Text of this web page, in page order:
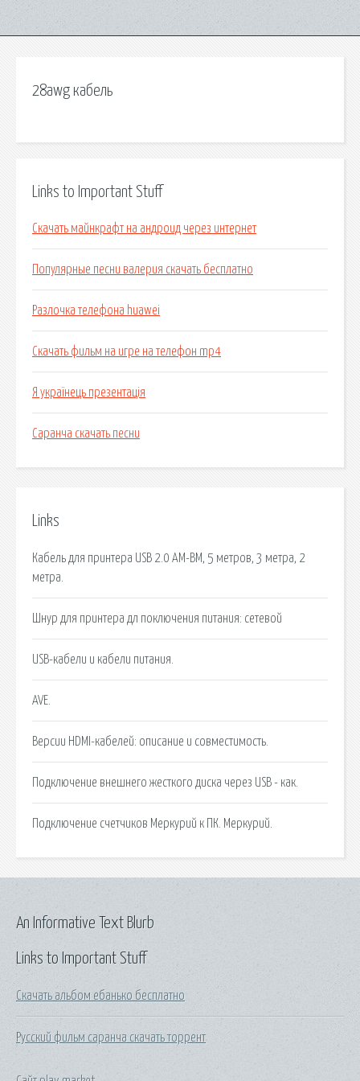
28awg кабель
Links to Important Stuff
Скачать майнкрафт на андроид через интернет
Популярные песни валерия скачать бесплатно
Разлочка телефона huawei
Скачать фильм на игре на телефон mp4
Я українець презентація
Саранча скачать песни
Links
Кабель для принтера USB 2.0 AM-BM, 5 метров, 3 метра, 2
метра.
Шнур для принтера дл поключения питания: сетевой
USB-кабели и кабели питания.
AVE.
Версии HDMI-кабелей: описание и совместимость.
Подключение внешнего жесткого диска через USB - как.
Подключение счетчиков Меркурий к ПК. Меркурий.
Links to Important Stuff
Скачать альбом ебанько бесплатно
Русский фильм саранча скачать торрент
An Informative Text Blurb